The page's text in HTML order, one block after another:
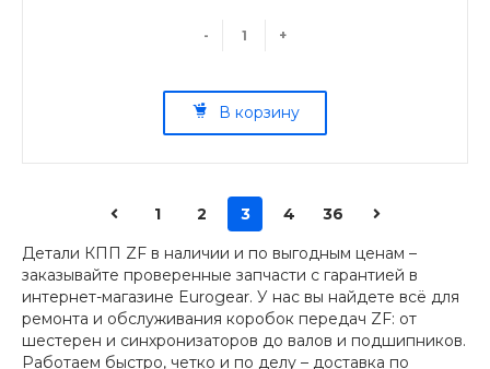
- +
В корзину
1 2 3 4
36
Детали КПП ZF в наличии и по выгодным ценам –
заказывайте проверенные запчасти с гарантией в
интернет-магазине Eurogear. У нас вы найдете всё для
ремонта и обслуживания коробок передач ZF: от
шестерен и синхронизаторов до валов и подшипников.
Работаем быстро, четко и по делу – доставка по